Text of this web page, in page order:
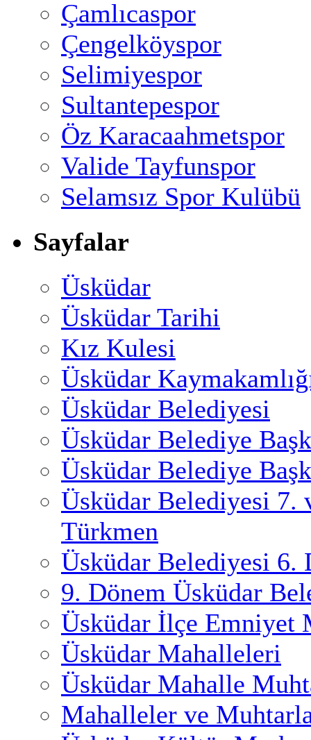
Çamlıcaspor
Çengelköyspor
Selimiyespor
Sultantepespor
Öz Karacaahmetspor
Valide Tayfunspor
Selamsız Spor Kulübü
Sayfalar
Üsküdar
Üsküdar Tarihi
Kız Kulesi
Üsküdar
Üsküdar Belediyesi
Üsküdar Belediye
Üsküdar Belediye
Üsküdar Belediyesi 7.
Türkmen
Üsküdar Belediyesi 6.
9. Dönem Üsküdar
Üsküdar İlçe Emniyet
Üsküdar Mahalleleri
Üsküdar Mahalle
Mahalleler ve